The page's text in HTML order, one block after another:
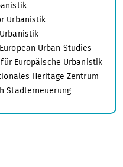
Urbanistik
Urban Studies
Europäische Urbanistik
Heritage Zentrum
Stadterneuerung